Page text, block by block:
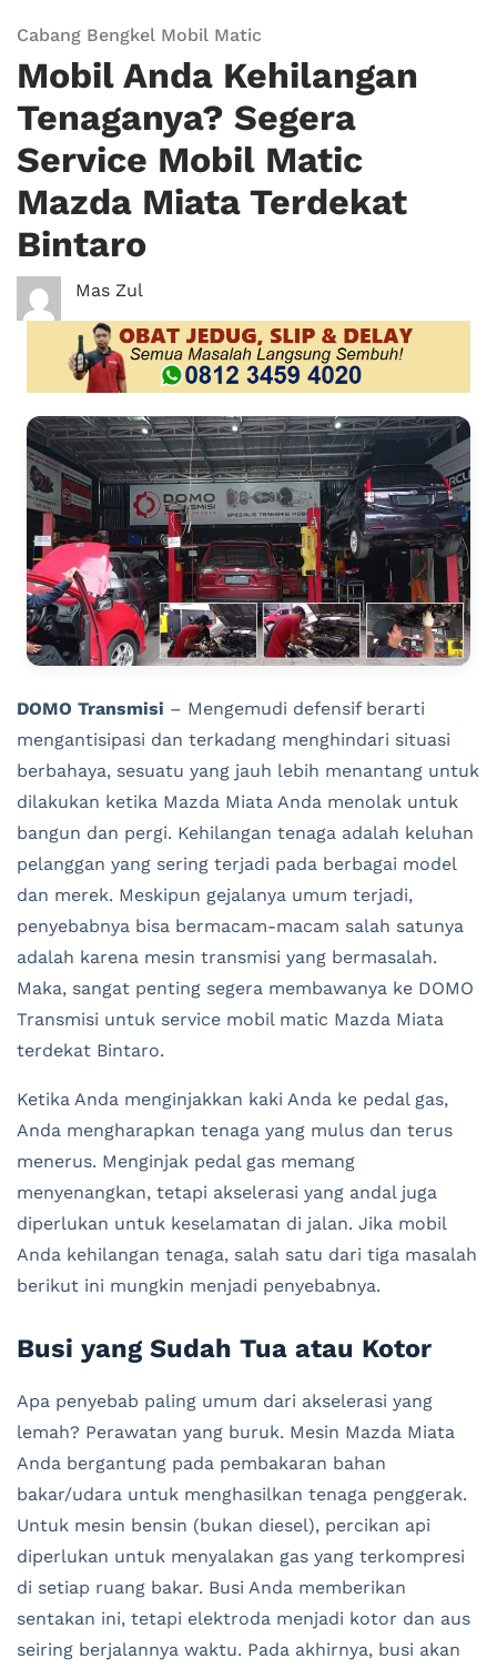
Cabang Bengkel Mobil Matic
Mobil Anda Kehilangan
Tenaganya? Segera
Service Mobil Matic
Mazda Miata Terdekat
Bintaro
Mas Zul
DOMO Transmisi – Mengemudi defensif berarti
mengantisipasi dan terkadang menghindari situasi
berbahaya, sesuatu yang jauh lebih menantang untuk
dilakukan ketika Mazda Miata Anda menolak untuk
bangun dan pergi. Kehilangan tenaga adalah keluhan
pelanggan yang sering terjadi pada berbagai model
dan merek. Meskipun gejalanya umum terjadi,
penyebabnya bisa bermacam-macam salah satunya
adalah karena mesin transmisi yang bermasalah.
Maka, sangat penting segera membawanya ke DOMO
Transmisi untuk service mobil matic Mazda Miata
terdekat Bintaro.
Ketika Anda menginjakkan kaki Anda ke pedal gas,
Anda mengharapkan tenaga yang mulus dan terus
menerus. Menginjak pedal gas memang
menyenangkan, tetapi akselerasi yang andal juga
diperlukan untuk keselamatan di jalan. Jika mobil
Anda kehilangan tenaga, salah satu dari tiga masalah
berikut ini mungkin menjadi penyebabnya.
Busi yang Sudah Tua atau Kotor
Apa penyebab paling umum dari akselerasi yang
lemah? Perawatan yang buruk. Mesin Mazda Miata
Anda bergantung pada pembakaran bahan
bakar/udara untuk menghasilkan tenaga penggerak.
Untuk mesin bensin (bukan diesel), percikan api
diperlukan untuk menyalakan gas yang terkompresi
di setiap ruang bakar. Busi Anda memberikan
sentakan ini, tetapi elektroda menjadi kotor dan aus
seiring berjalannya waktu. Pada akhirnya, busi akan